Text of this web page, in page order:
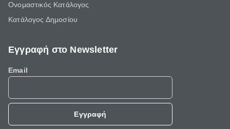
Ονομαστικός Κατάλογος
Κατάλογος Δημοσίου
Εγγραφή στο Newsletter
Email
Εγγραφή